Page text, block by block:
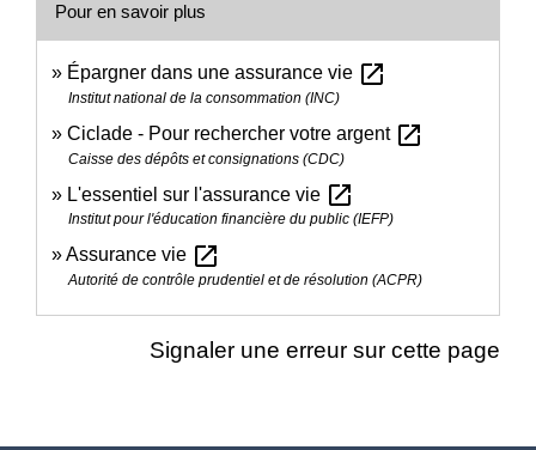
Pour en savoir plus
Épargner dans une assurance vie open_in_new
Institut national de la consommation (INC)
Ciclade - Pour rechercher votre argent open_in_new
Caisse des dépôts et consignations (CDC)
L'essentiel sur l'assurance vie open_in_new
Institut pour l'éducation financière du public (IEFP)
Assurance vie open_in_new
Autorité de contrôle prudentiel et de résolution (ACPR)
Signaler une erreur sur cette page